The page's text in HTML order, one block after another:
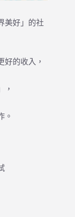
美好」的社
好的收入，
，
。